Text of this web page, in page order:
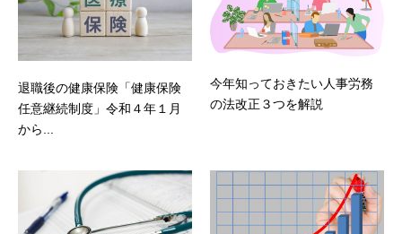
退職後の健康保険「健康保険
任意継続制度」令和４年１月
から...
今年知っておきたい人事労務
の法改正３つを解説